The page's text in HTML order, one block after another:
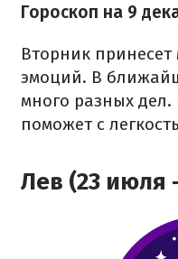
Гороскоп на 9
Вторник
эмоций. В
много разных
поможет с
Лев (23 июля